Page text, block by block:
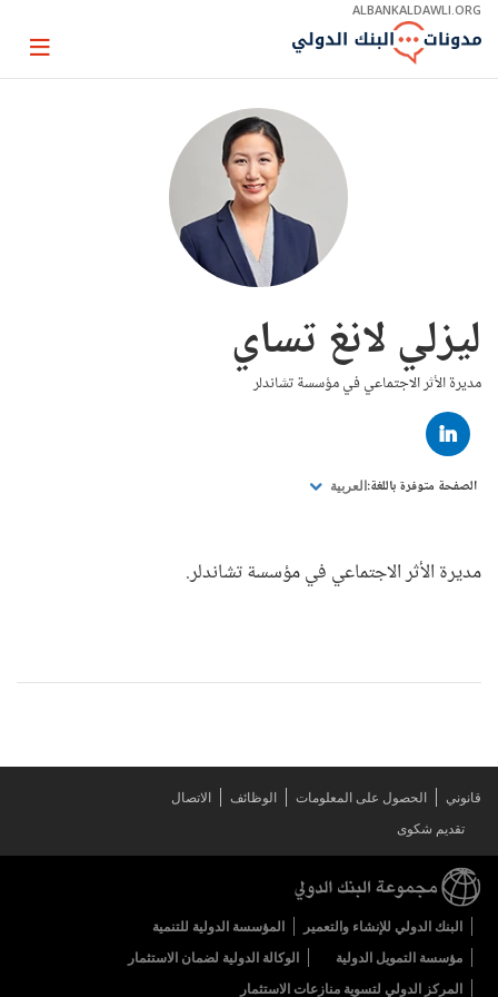
Skip
Main
ALBANKALDAWLI.ORG
Page
ليزلي لانغ تساي
مديرة الأثر الاجتماعي في مؤسسة تشاندلر
LINKED
IN
الصفحة متوفرة باللغة: العربية
مديرة الأثر الاجتماعي في مؤسسة تشاندلر.
قانوني الحصول على المعلومات الوظائف
الاتصال
تقديم شكوى
البنك الدولي للإنشاء والتعمير
المؤسسة الدولية للتنمية
مؤسسة التمويل الدولية
الوكالة الدولية لضمان الاستثمار
المركز الدولي لتسوية منازعات الاستثمار